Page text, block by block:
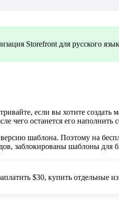
Storefront для русского
если вы хотите
чего останется его наполнить
шаблона. Поэтому на
заблокированы шаблоны
$30, купить отдельные